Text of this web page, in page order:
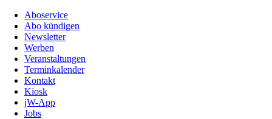
Aboservice
Abo kündigen
Newsletter
Werben
Veranstaltungen
Terminkalender
Kontakt
Kiosk
jW-App
Jobs